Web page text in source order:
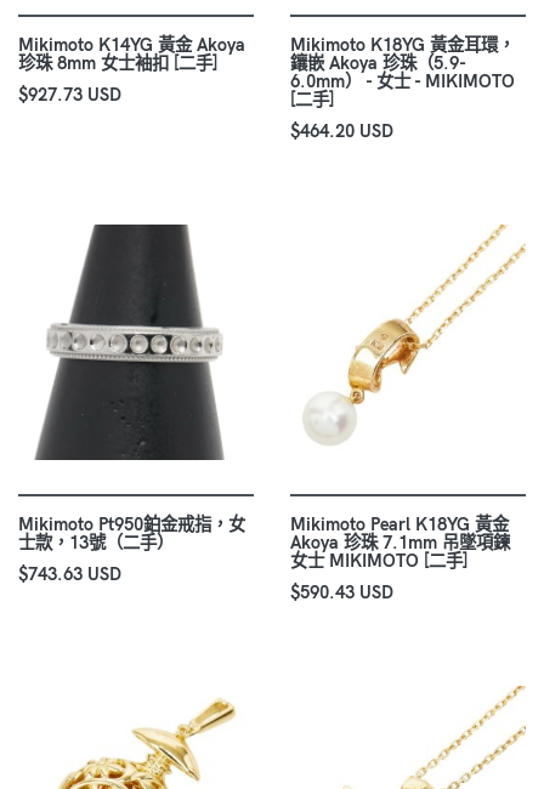
Mikimoto K14YG 黃金 Akoya
珍珠 8mm 女士袖扣 [二手]
$927.73 USD
Mikimoto K18YG 黃金耳環，
鑲嵌 Akoya 珍珠（5.9-
6.0mm） - 女士 - MIKIMOTO
[二手]
$464.20 USD
Mikimoto Pt950鉑金戒指，女
士款，13號（二手）
$743.63 USD
Mikimoto Pearl K18YG 黃金
Akoya 珍珠 7.1mm 吊墜項鍊
女士 MIKIMOTO [二手]
$590.43 USD